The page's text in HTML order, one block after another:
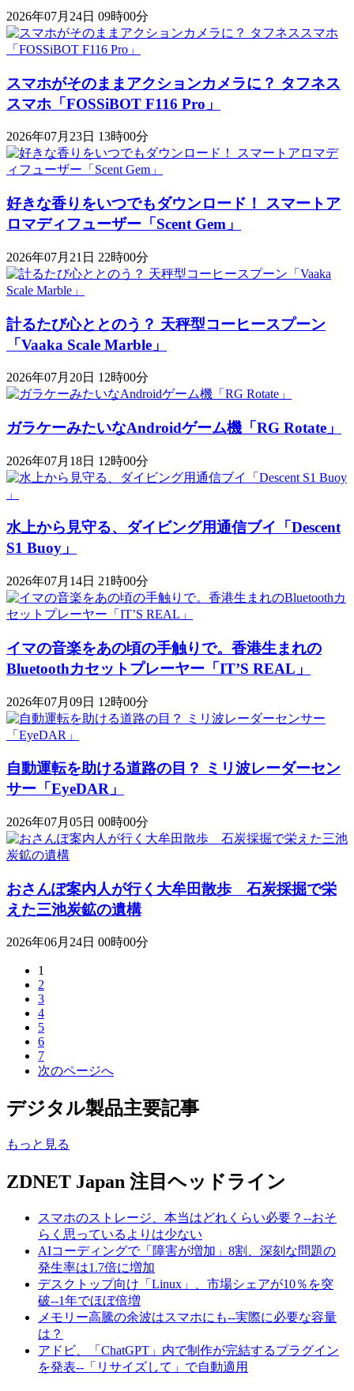
2026年07月24日 09時00分
スマホがそのままアクションカメラに？ タフネス
スマホ「FOSSiBOT F116 Pro」
2026年07月23日 13時00分
好きな香りをいつでもダウンロード！ スマートア
ロマディフューザー「Scent Gem」
2026年07月21日 22時00分
計るたび心ととのう？ 天秤型コーヒースプーン
「Vaaka Scale Marble」
2026年07月20日 12時00分
ガラケーみたいなAndroidゲーム機「RG Rotate」
2026年07月18日 12時00分
水上から見守る、ダイビング用通信ブイ「Descent
S1 Buoy​​」
2026年07月14日 21時00分
イマの音楽をあの頃の手触りで。香港生まれの
Bluetoothカセットプレーヤー「IT’S REAL」
2026年07月09日 12時00分
自動運転を助ける道路の目？ ミリ波レーダーセン
サー「EyeDAR」
2026年07月05日 00時00分
おさんぽ案内人が行く大牟田散歩 石炭採掘で栄
えた三池炭鉱の遺構
2026年06月24日 00時00分
1
2
3
4
5
6
7
次のページへ
デジタル製品主要記事
もっと見る
ZDNET Japan 注目ヘッドライン
スマホのストレージ、本当はどれくらい必要？--おそ
らく思っているよりは少ない
AIコーディングで「障害が増加」8割、深刻な問題の
発生率は1.7倍に増加
デスクトップ向け「Linux」、市場シェアが10％を突
破--1年でほぼ倍増
メモリー高騰の余波はスマホにも--実際に必要な容量
は？
アドビ、「ChatGPT」内で制作が完結するプラグイン
を発表--「リサイズして」で自動適用